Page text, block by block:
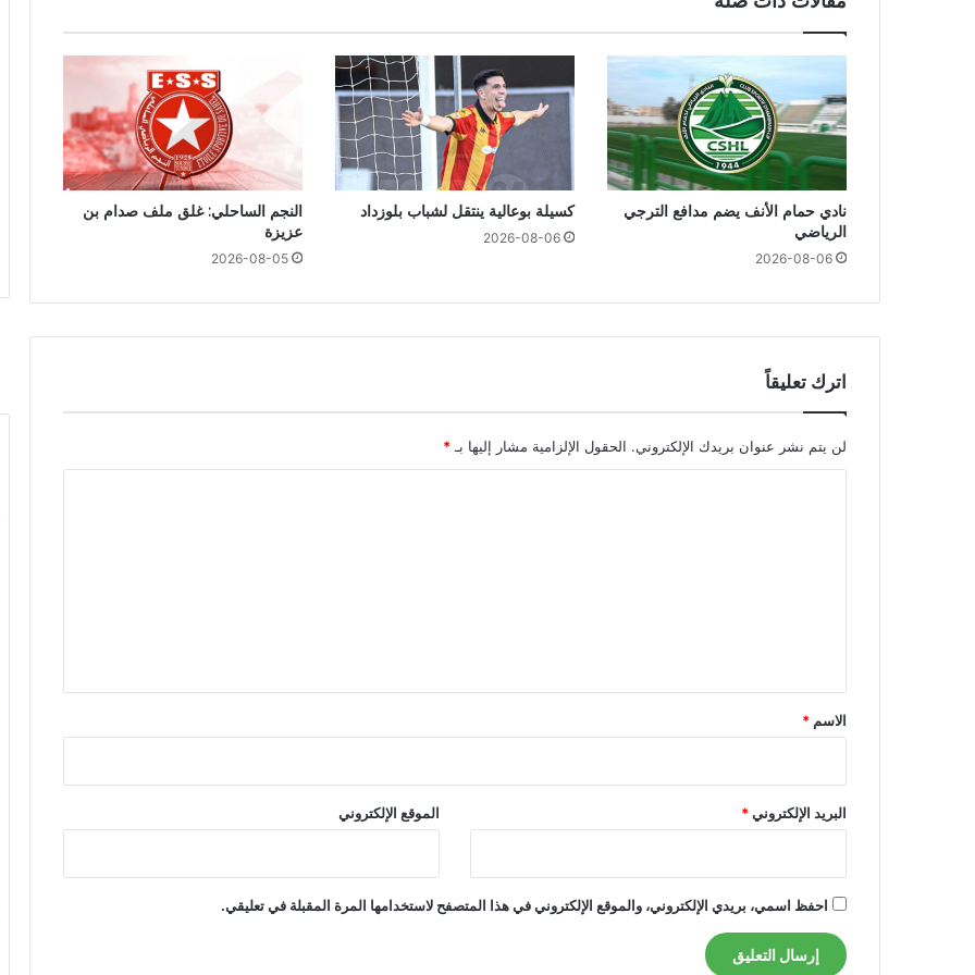
نادي حمام الأنف يضم مدافع الترجي
الرياضي
2026-08-06
كسيلة بوعالية ينتقل لشباب بلوزداد
2026-08-06
النجم الساحلي: غلق ملف صدام بن
عزيزة
2026-08-05
اترك تعليقاً
لن يتم نشر عنوان بريدك الإلكتروني. الحقول الإلزامية مشار إليها بـ *
*
الاسم *
البريد الإلكتروني* الموقع الإلكتروني
احفظ اسمي، بريدي الإلكتروني، والموقع الإلكتروني في هذا المتصفح لاستخدامها المرة المقبلة في تعليقي.